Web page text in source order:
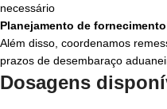
necessário
Planejamento de
Além disso, coordenamos
prazos de desembaraço
Dosagens